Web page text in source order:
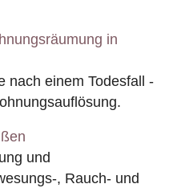
in
nach einem Todesfall -
und
, Rauch- und